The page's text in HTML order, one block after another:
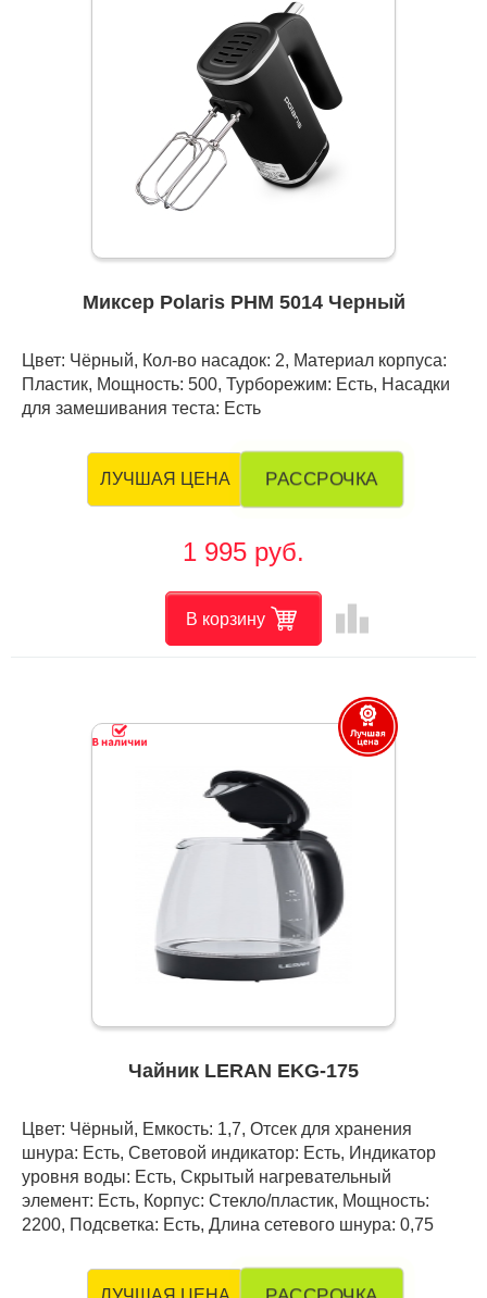
Миксер Polaris PHM 5014 Черный
Цвет: Чёрный, Кол-во насадок: 2, Материал корпуса:
Пластик, Мощность: 500, Турборежим: Есть, Насадки
для замешивания теста: Есть
ЛУЧШАЯ ЦЕНА РАССРОЧКА
1 995 руб.
В корзину leaderboard
Чайник LERAN EKG-175
Цвет: Чёрный, Емкость: 1,7, Отсек для хранения
шнура: Есть, Световой индикатор: Есть, Индикатор
уровня воды: Есть, Скрытый нагревательный
элемент: Есть, Корпус: Стекло/пластик, Мощность:
2200, Подсветка: Есть, Длина сетевого шнура: 0,75